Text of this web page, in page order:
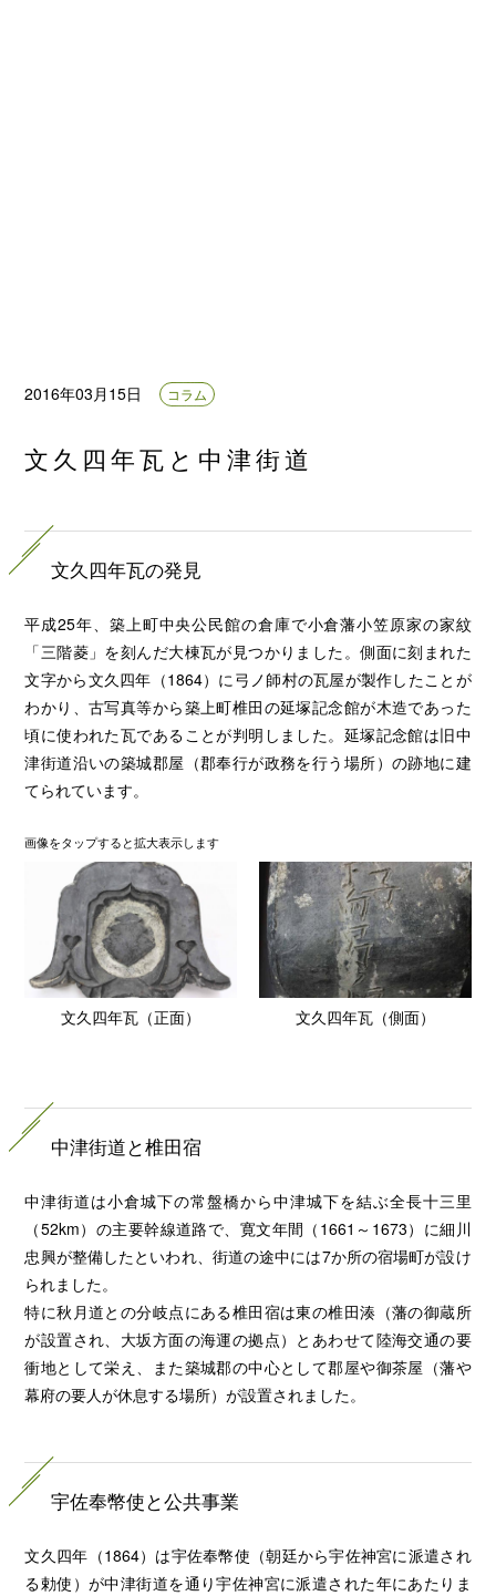
2016年03月15日 コラム
文久四年瓦と中津街道
文久四年瓦の発見
平成25年、築上町中央公民館の倉庫で小倉藩小笠原家の家紋
「三階菱」を刻んだ大棟瓦が見つかりました。側面に刻まれた
文字から文久四年（1864）に弓ノ師村の瓦屋が製作したことが
わかり、古写真等から築上町椎田の延塚記念館が木造であった
頃に使われた瓦であることが判明しました。延塚記念館は旧中
津街道沿いの築城郡屋（郡奉行が政務を行う場所）の跡地に建
てられています。
画像をタップすると拡大表示します
文久四年瓦（正面） 文久四年瓦（側面）
中津街道と椎田宿
中津街道は小倉城下の常盤橋から中津城下を結ぶ全長十三里
（52km）の主要幹線道路で、寛文年間（1661～1673）に細川
忠興が整備したといわれ、街道の途中には7か所の宿場町が設け
られました。
特に秋月道との分岐点にある椎田宿は東の椎田湊（藩の御蔵所
が設置され、大坂方面の海運の拠点）とあわせて陸海交通の要
衝地として栄え、また築城郡の中心として郡屋や御茶屋（藩や
幕府の要人が休息する場所）が設置されました。
宇佐奉幣使と公共事業
文久四年（1864）は宇佐奉幣使（朝廷から宇佐神宮に派遣され
る勅使）が中津街道を通り宇佐神宮に派遣された年にあたりま